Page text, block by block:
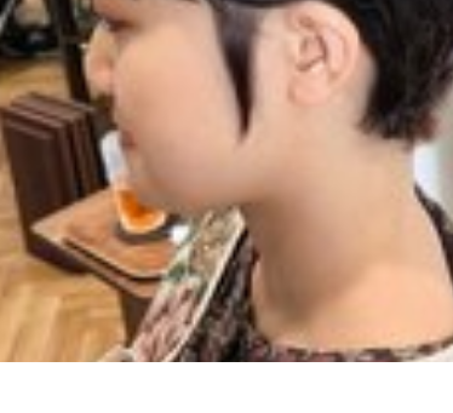
酸熱トリートメント 酸性ストレート 髪質改善
ハイライトカラー